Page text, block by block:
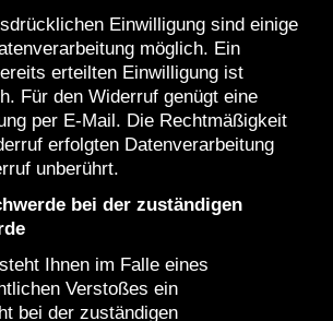
Einwilligung sind einige
möglich. Ein
erteilten Einwilligung ist
Für den Widerruf genügt eine
per E-Mail. Die Rechtmäßigkeit
erfolgten Datenverarbeitung
unberührt.
bei der zuständigen
Ihnen im Falle eines
Verstoßes ein
bei der zuständigen